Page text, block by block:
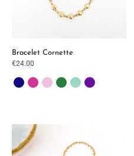
Bracelet Cornette
€24.00